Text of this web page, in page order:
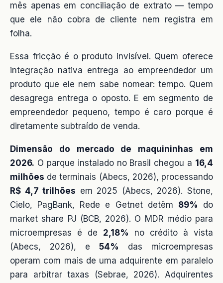
mês apenas em conciliação de extrato — tempo
que ele não cobra de cliente nem registra em
folha.
Essa fricção é o produto invisível. Quem oferece
integração nativa entrega ao empreendedor um
produto que ele nem sabe nomear: tempo. Quem
desagrega entrega o oposto. E em segmento de
empreendedor pequeno, tempo é caro porque é
diretamente subtraído de venda.
Dimensão do mercado de maquininhas em
2026. O parque instalado no Brasil chegou a 16,4
milhões de terminais (Abecs, 2026), processando
R$ 4,7 trilhões em 2025 (Abecs, 2026). Stone,
Cielo, PagBank, Rede e Getnet detêm 89% do
market share PJ (BCB, 2026). O MDR médio para
microempresas é de 2,18% no crédito à vista
(Abecs, 2026), e 54% das microempresas
operam com mais de uma adquirente em paralelo
para arbitrar taxas (Sebrae, 2026). Adquirentes